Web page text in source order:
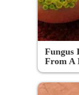
Fungus
From A